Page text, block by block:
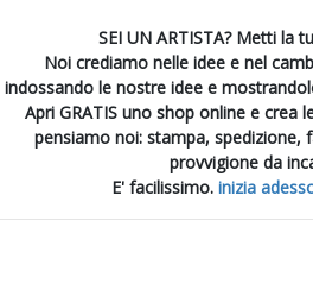
SEI UN ARTISTA? Metti la
Noi crediamo nelle idee e nel
indossando le nostre idee e
Apri GRATIS uno shop online e crea
pensiamo noi: stampa, spedizione,
provvigione da
E' facilissimo. inizia